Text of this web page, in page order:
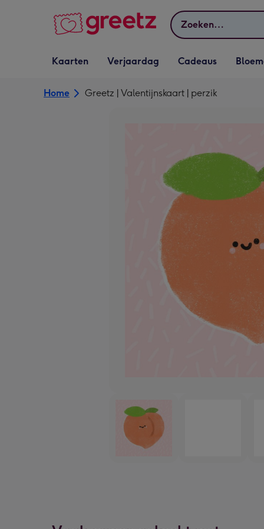
Zoeken
Vervolgkeuzelijst
Kaarten openen
Kaarten
Vervolgkeuzelijst
Verjaardag openen
Verjaardag
Vervolgkeuzelijst
Cadeaus openen
Cadeaus
Bloemen
Home Greetz | Valentijnskaart | perzik